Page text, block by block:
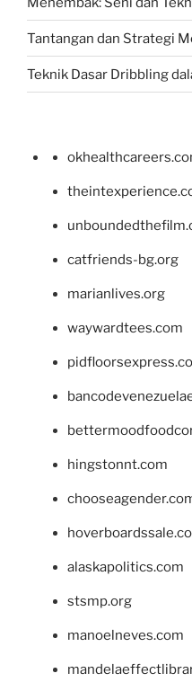
Tantangan dan Strategi
Teknik Dasar Dribbling
catfriends-bg.org
marianlives.org
waywardtees.com
hingstonnt.com
alaskapolitics.com
stsmp.org
manoelneves.com